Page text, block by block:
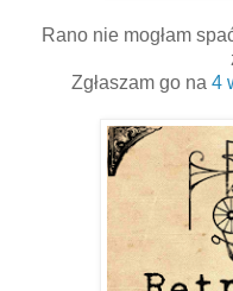
Rano nie mogłam
Zgłaszam go na 4